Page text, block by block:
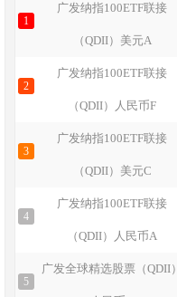
1
广发纳指100ETF联接
（QDII）美元A
2
广发纳指100ETF联接
（QDII）人民币F
3
广发纳指100ETF联接
（QDII）美元C
4
广发纳指100ETF联接
（QDII）人民币A
5
广发全球精选股票（QDII）